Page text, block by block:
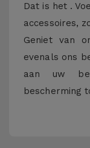
Dat is het .
accessoires,
Geniet van
evenals ons
aan uw
bescherming